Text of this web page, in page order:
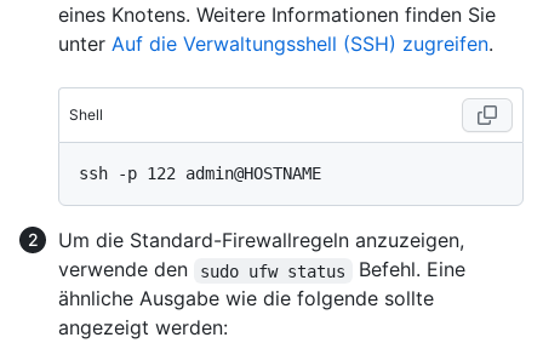
eines Knotens. Weitere Informationen finden Sie
unter Auf die Verwaltungsshell (SSH) zugreifen.
Shell
Um die Standard-Firewallregeln anzuzeigen,
verwende den
sudo ufw status
Befehl. Eine
ähnliche Ausgabe wie die folgende sollte
angezeigt werden: